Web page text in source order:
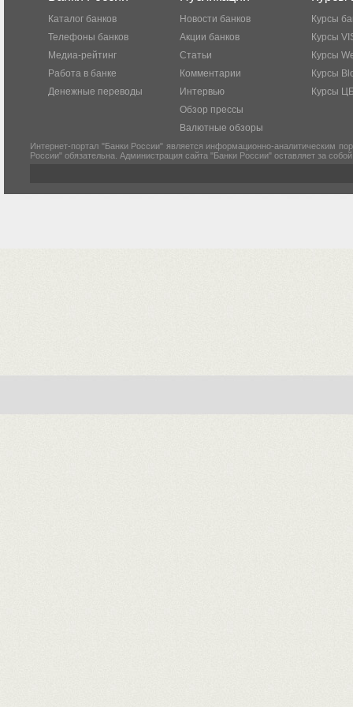
Каталог банков
Телефоны банков
Медиа-рейтинг
Работа в банке
Денежные переводы
Новости банков
Акции банков
Статьи
Комментарии
Интервью
Обзор прессы
Валютные обзоры
Курсы
Курсы
Курсы
Курсы
Курсы
Интернет-портал "Банки России" является информационно-аналитическим
России" обязательна. Администрация сайта "Банки России" оставляет за